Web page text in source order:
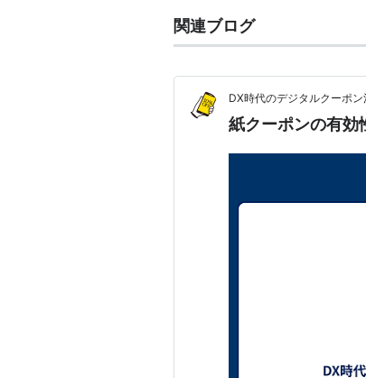
関連ブログ
DX時代のデジタルクーポ
紙クーポンの有効